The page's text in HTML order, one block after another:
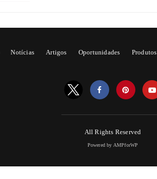
Notícias Artigos Oportunidades Produtos
All Rights Reserved
Powered by AMPforWP